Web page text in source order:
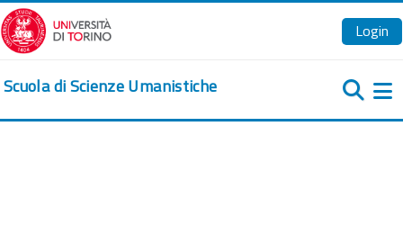
Vai al contenuto principale
Login
Scuola di Scienze Umanistiche